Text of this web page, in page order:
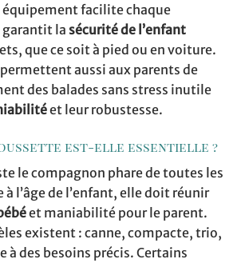
équipement facilite chaque
la sécurité de l’enfant
que ce soit à pied ou en voiture.
permettent aussi aux parents de
des balades sans stress inutile
et leur robustesse.
est-elle essentielle ?
le compagnon phare de toutes les
l’âge de l’enfant, elle doit réunir
et maniabilité pour le parent.
existent : canne, compacte, trio,
à des besoins précis. Certains